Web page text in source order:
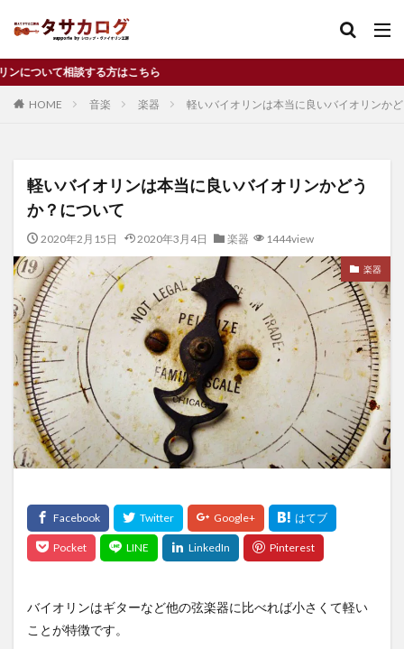
はこちら
HOME 音楽 楽器 軽いバイオリンは本当に良いバイオリンか
軽いバイオリンは本当に良いバイオリンかどう
か？について
2020年2月15日 2020年3月4日 楽器 1444view
楽器
バイオリンはギターなど他の弦楽器に比べれば小さくて軽い
ことが特徴です。
バイオリン 習い事
カテゴリー
タグ
Cremona
イタリア
ヴァイオリン
ウィーン
ウィーンフィル
オイルニス お金
クレモナ
コンクール
サイズアップ
ジネットヌヴー
ジブリ
チャンス
ディーンフジオカ
デメリット
ドラマ ニス
バイオリニスト
バイオリン
バイオリン工房
パフリング
ピアノ
ピチカート
マインドアップ
マインドセット
メリット
メンテナンス
三朝バイオリン美術館
上手 両方
事実
変え方
天沢聖司 天狗 失敗
奏者
好き
子供 弦 弦楽器
得意
習慣
耳をすませば